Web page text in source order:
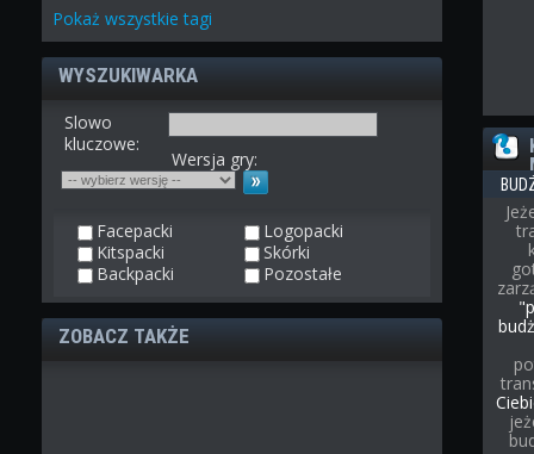
Pokażwszystkie tagi
WYSZUKIWARKA
Slowo
kluczowe:
Wersja gry:
Facepacki
Logopacki
Kitspacki
Skórki
Backpacki
Pozostałe
ZOBACZ TAKŻE